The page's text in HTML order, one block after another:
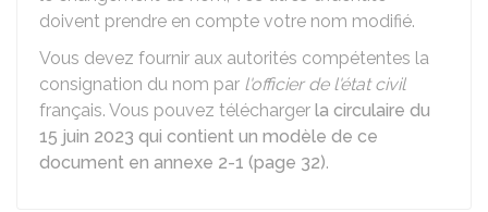
doivent prendre en compte votre nom modifié.
Vous devez fournir aux autorités compétentes la
consignation du nom par l'officier de l'état civil
français. Vous pouvez télécharger la circulaire du
15 juin 2023 qui contient un modèle de ce
document en annexe 2-1 (page 32).